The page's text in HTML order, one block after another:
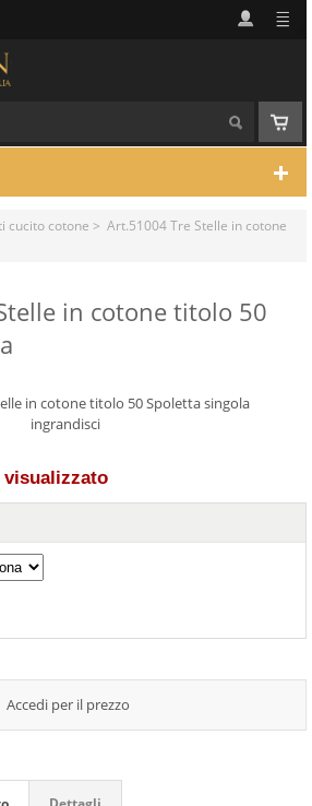
cucito cotone > Art.51004 Tre Stelle in cotone
in cotone titolo 50
ingrandisci
visualizzato
Accedi per il prezzo